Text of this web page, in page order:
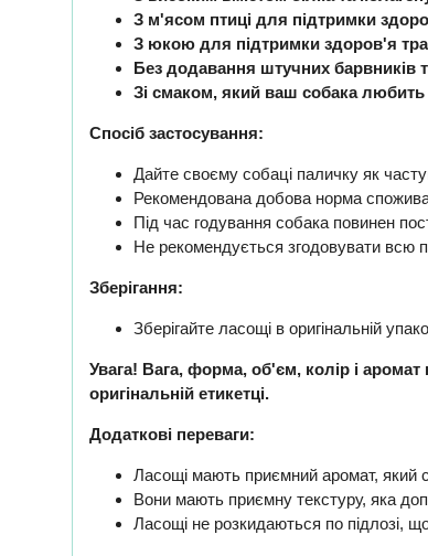
З м'ясом птиці для підтримки
З юкою для підтримки здоров'я
Без додавання штучних барвників
Зі смаком, який ваш собака любить
Спосіб застосування:
Дайте своєму собаці паличку як
Рекомендована добова норма
Під час годування собака повинен
Не рекомендується згодовувати всю
Зберігання:
Зберігайте ласощі в оригінальній
Увага! Вага, форма, об'єм, колір і аромат
оригінальній етикетці.
Додаткові переваги:
Ласощі мають приємний аромат, який
Вони мають приємну текстуру, яка
Ласощі не розкидаються по підлозі,